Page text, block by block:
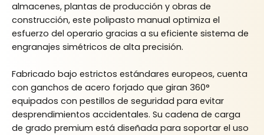
almacenes, plantas de producción y obras de
construcción, este polipasto manual optimiza el
esfuerzo del operario gracias a su eficiente sistema de
engranajes simétricos de alta precisión.
Fabricado bajo estrictos estándares europeos, cuenta
con ganchos de acero forjado que giran 360°
equipados con pestillos de seguridad para evitar
desprendimientos accidentales. Su cadena de carga
de grado premium está diseñada para soportar el uso